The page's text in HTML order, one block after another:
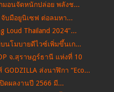
มอนจัดหนักปล่อย พลังช...
บมือยูนิเซฟ ต่อลมหา...
Loud Thailand 2024"...
นโมบายดีไวซ์เพิ่มขึ้นเก...
จ.สุราษฎร์ธานี แห่งที่ 10
ส่งนาฬิกา “Eco...
ปิดผลงานปี 2566 มี...